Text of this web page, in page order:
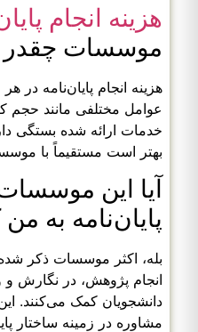
هزینه انجام
موسسات
هزینه انجام پایان‌نامه
عوامل مختلفی مانند حجم
خدمات ارائه شده بستگی
بهتر است مستقیماً با
آیا این
پایان‌نامه به
بله، اکثر موسسات ذکر شده
انجام پژوهش، در نگارش و
دانشجویان کمک می‌کنند.
مشاوره در زمینه ساختار